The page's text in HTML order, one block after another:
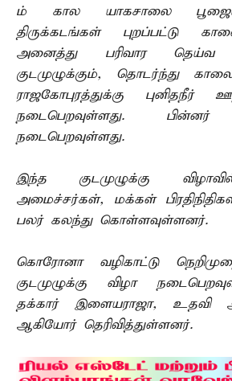
ம் கால யாகசாலை
திருக்கடங்கள் புறப்பட்டு
அனைத்து பரிவார தெய்வ
குடமுழுக்கும், தொடர்ந்து
ராஜகோபுரத்துக்கு புனிதநீர்
நடைபெறவுள்ளது. பின்னர்
நடைபெறவுள்ளது.
இந்த குடமுழுக்கு
அமைச்சர்கள், மக்கள்
பலர் கலந்து கொள்ளவுள்ளனர்.
கொரோனா வழிகாட்டு
குடமுழுக்கு விழா
தக்கார் இளையராஜா, உதவி
ஆகியோர் தெரிவித்துள்ளனர்.